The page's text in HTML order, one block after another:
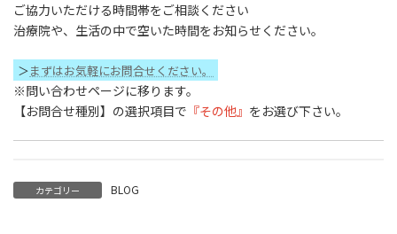
ご協力いただける時間帯をご相談ください
治療院や、生活の中で空いた時間をお知らせください。
＞まずはお気軽にお問合せください。
※問い合わせページに移ります。
【お問合せ種別】の選択項目で 『その他』 をお選び下さい。
カテゴリー BLOG